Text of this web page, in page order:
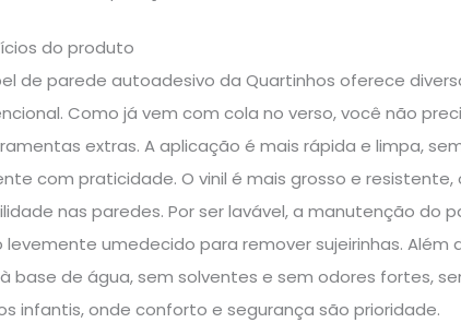
do produto
de parede autoadesivo da Quartinhos oferece
Como já vem com cola no verso, você não
extras. A aplicação é mais rápida e limpa,
com praticidade. O vinil é mais grosso e
nas paredes. Por ser lavável, a manutenção do
levemente umedecido para remover sujeirinhas.
base de água, sem solventes e sem odores fortes,
infantis, onde conforto e segurança são prioridade.